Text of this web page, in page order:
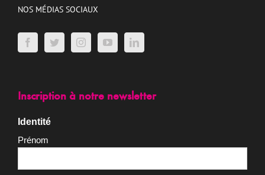
NOS MÉDIAS SOCIAUX
Inscription à notre newsletter
Identité
Prénom